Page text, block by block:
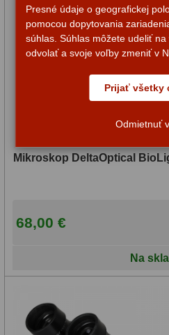
Mikroskop DeltaOptical
68,00 €
Na
Presné údaje o geografickej
pomocou dopytovania
súhlas. Súhlas môžete udeliť
odvolať a svoje voľby zmeniť v
Prijať všetky
Odmietnuť